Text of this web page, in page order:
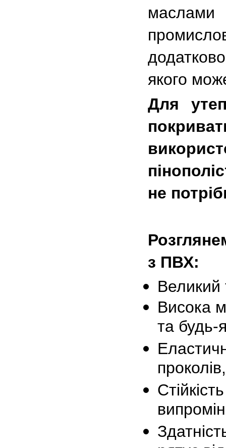
якого
Для
не
з ПВХ:
Великий
Висока
та будь-